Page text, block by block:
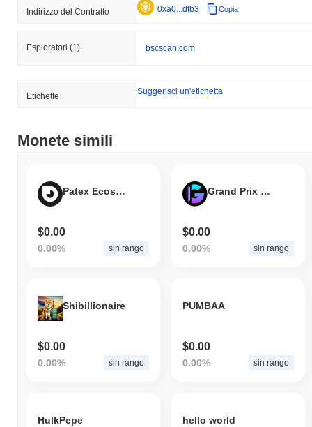
Indirizzo del Contratto 0xa0...dfb3 Copia
Esploratori (1) bscscan.com
Etichette Suggerisci un'etichetta
Monete simili
Patex Ecosystem
$0.00
0.00% sin rango
Grand Prix World
$0.00
0.00% sin rango
Shibillionaire
$0.00
0.00% sin rango
PUMBAA
$0.00
0.00% sin rango
HulkPepe hello world